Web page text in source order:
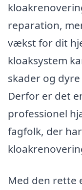
reparation,
vækst for dit
kloaksystem
skader og
Derfor er det
professionel
fagfolk, der
Med den rette